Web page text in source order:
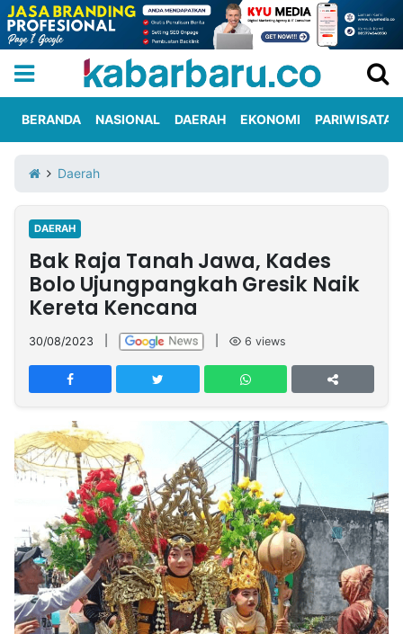
Iklan
Berita
Kami
Nasional
International
Olahraga
Entertainment
Daerah
Pariwisata
Kuliner
Kolom
Network
PT
TREETAN
INDONESIA
Partner
Insight
NTB
Suara
Time
Lens
IDN
Daily
Jogja
Jalan
Rakyat
Idealita
News
Kita
Notice
Dinamikapost.com
Radar
Baru
Seedbacklink
Follow
Kabarbaru
BERANDA NASIONAL DAERAH EKONOMI PARIWISATA
Daerah
DAERAH
Bak Raja Tanah Jawa, Kades
Bolo Ujungpangkah Gresik Naik
Kereta Kencana
30/08/2023 6 views